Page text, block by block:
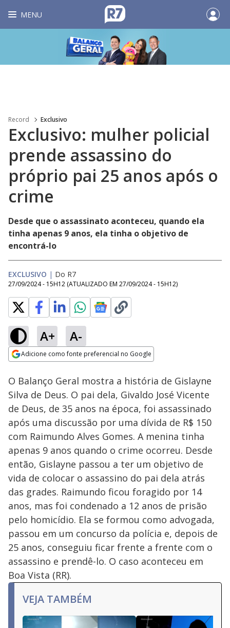
MENU
Record Exclusivo
Exclusivo: mulher policial
prende assassino do
próprio pai 25 anos após o
crime
Desde que o assassinato aconteceu, quando ela
tinha apenas 9 anos, ela tinha o objetivo de
encontrá-lo
EXCLUSIVO | Do R7
27/09/2024 - 15H12 (ATUALIZADO EM 27/09/2024 - 15H12)
A+ A-
Adicione como fonte preferencial no Google
Ativar
Loaded:
11.62%
O Balanço Geral mostra a história de Gislayne
Silva de Deus. O pai dela, Givaldo José Vicente
de Deus, de 35 anos na época, foi assassinado
após uma discussão por uma dívida de R$ 150
com Raimundo Alves Gomes. A menina tinha
apenas 9 anos quando o crime ocorreu. Desde
então, Gislayne passou a ter um objetivo de
vida de colocar o assassino do pai dela atrás
das grades. Raimundo ficou foragido por 14
anos, mas foi condenado a 12 anos de prisão
pelo homicídio. Ela se formou como advogada,
passou em um concurso da polícia e, depois de
25 anos, conseguiu ficar frente a frente com o
assassino e prendê-lo. O caso aconteceu em
Boa Vista (RR).
VEJA TAMBÉM